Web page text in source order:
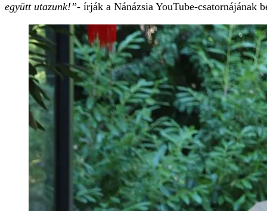
együtt utazunk!”- írják a Nánázsia YouTube-csatornájának